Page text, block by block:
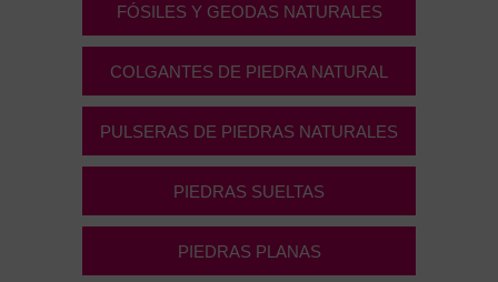
FÓSILES Y GEODAS NATURALES
COLGANTES DE PIEDRA NATURAL
PULSERAS DE PIEDRAS NATURALES
PIEDRAS SUELTAS
PIEDRAS PLANAS